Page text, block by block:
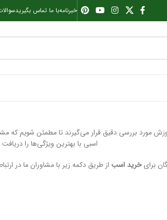
خبرنامهبا ما تماس بگیرید
مورد بررسی دقیق قرار می‌گیرند تا مطمئن شویم که
اسبی با بهترین ویژگی‌ها را
برایخرید اسب از طریق دکمه زیر با مشاوران ما در